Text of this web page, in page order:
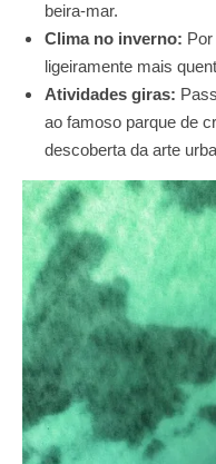
beira-mar.
Clima no inverno:
ligeiramente mais
Atividades giras:
ao famoso parque de
descoberta da arte